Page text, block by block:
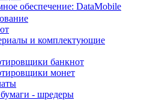
обеспечение: DataMobile
и комплектующие
банкнот
монет
- шредеры